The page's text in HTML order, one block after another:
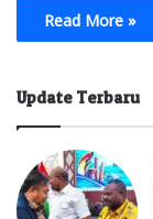
Read More »
Update Terbaru